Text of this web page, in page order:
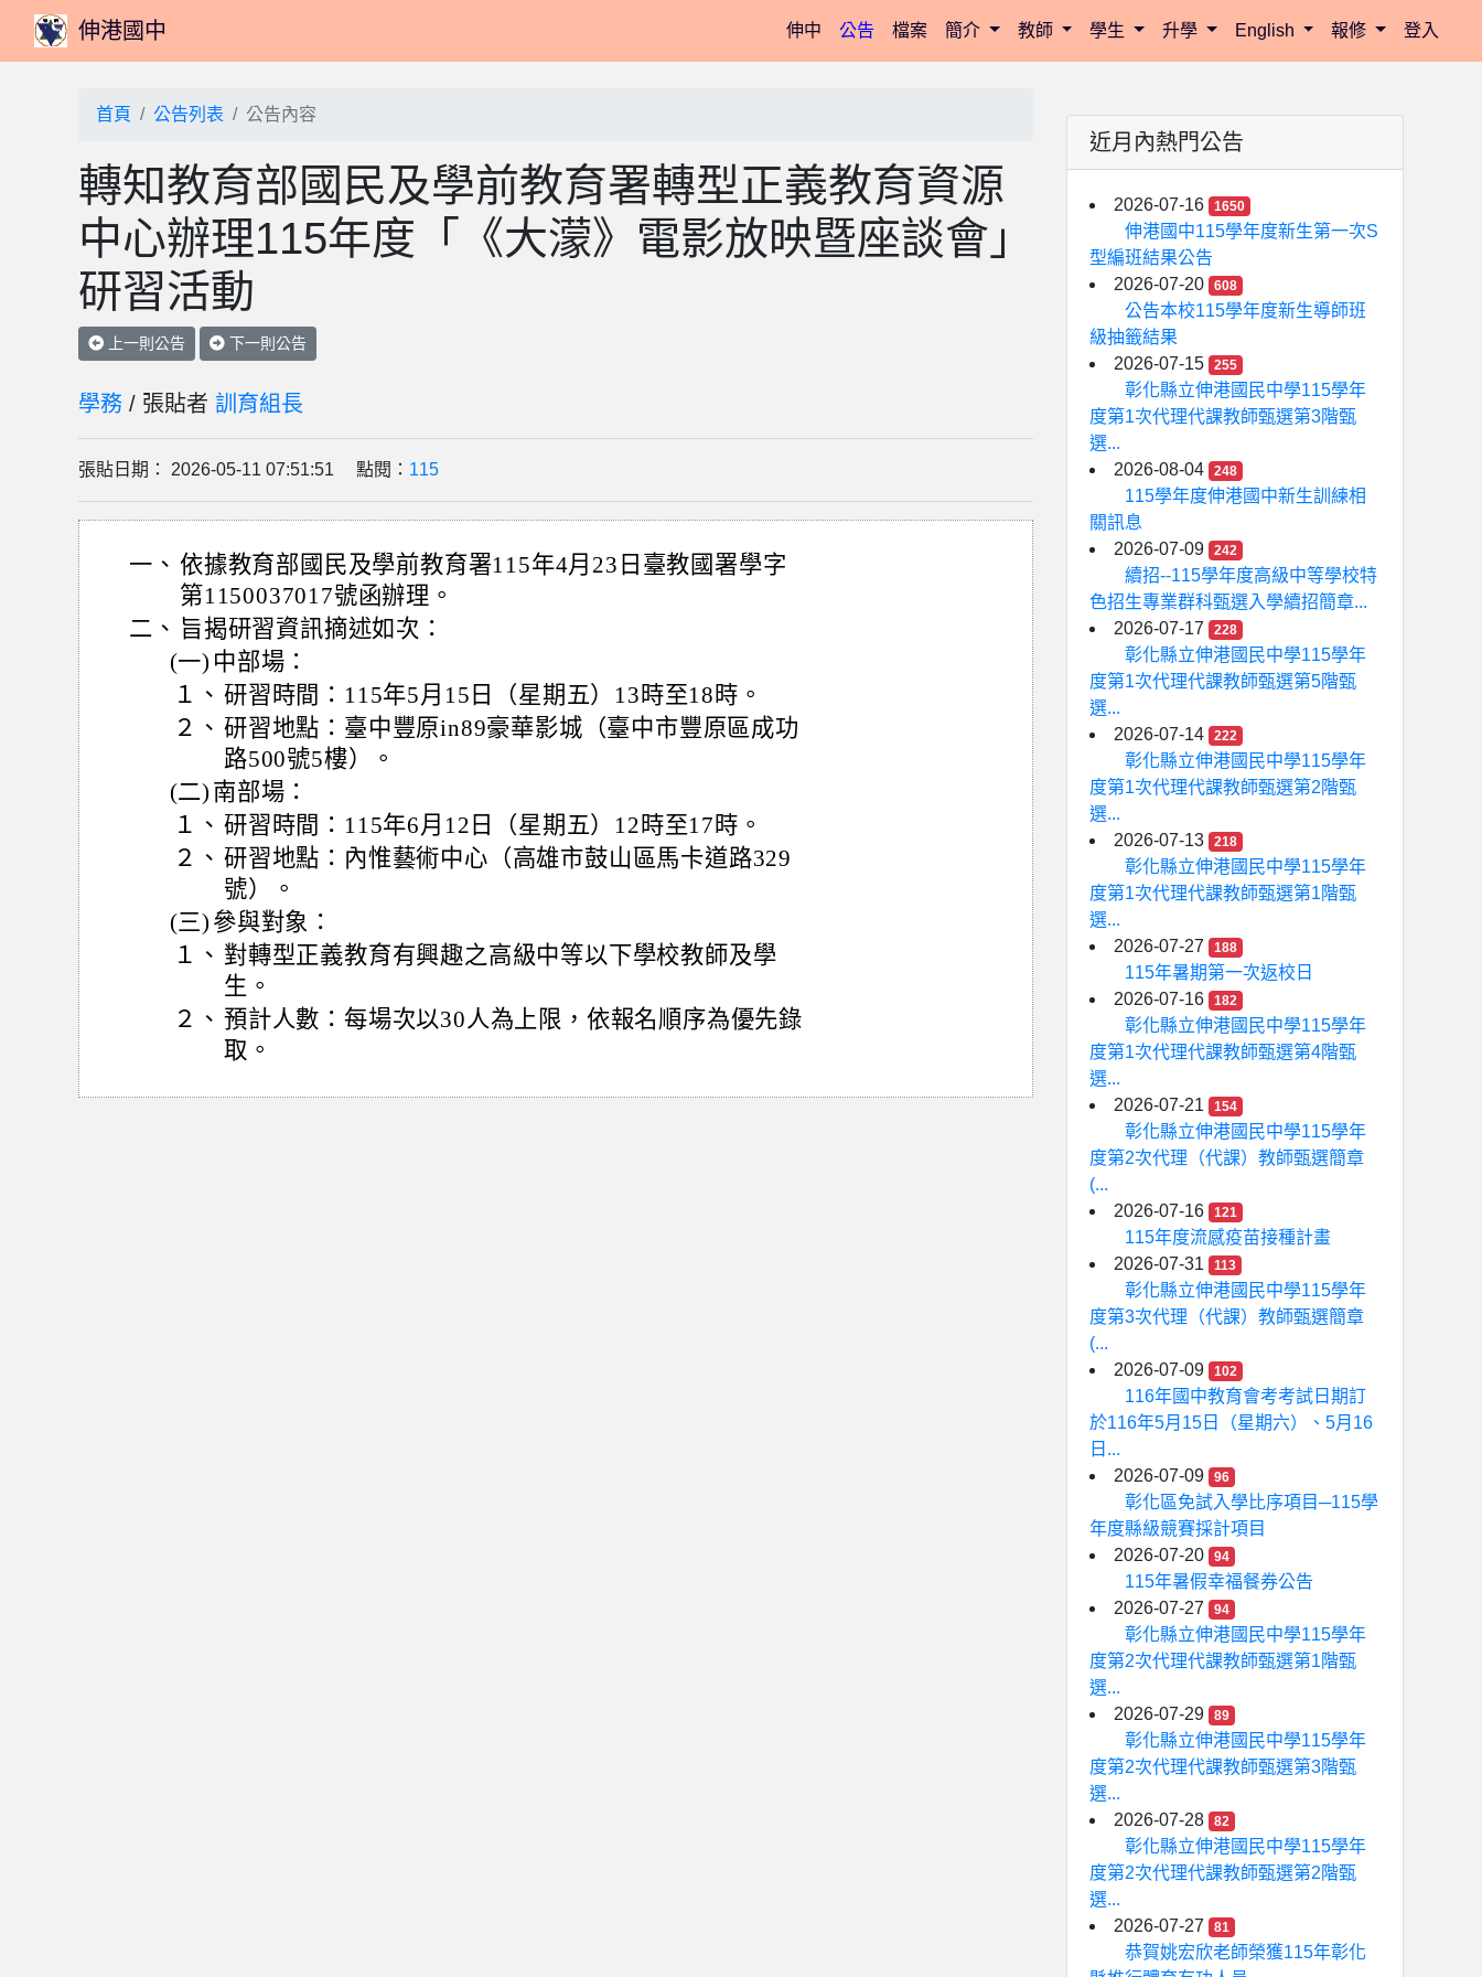
伸港國中 伸中(current)
公告 檔案 簡介 教師 學生 升學 English 報修 登入
首頁 公告列表 公告內容
轉知教育部國民及學前教育署轉型正義教育資源
中心辦理115年度「《大濛》電影放映暨座談會」
研習活動
上一則公告 下一則公告
學務 / 張貼者 訓育組長
張貼日期： 2026-05-11 07:51:51 點閱： 115
一、 依據教育部國民及學前教育署115年4月23日臺教國署學字
第1150037017號函辦理。
二、 旨揭研習資訊摘述如次：
(一) 中部場：
１、 研習時間：115年5月15日（星期五）13時至18時。
２、 研習地點：臺中豐原in89豪華影城（臺中市豐原區成功
路500號5樓）。
(二) 南部場：
１、 研習時間：115年6月12日（星期五）12時至17時。
２、 研習地點：內惟藝術中心（高雄市鼓山區馬卡道路329
號）。
(三) 參與對象：
１、 對轉型正義教育有興趣之高級中等以下學校教師及學
生。
２、 預計人數：每場次以30人為上限，依報名順序為優先錄
取。
近月內熱門公告
2026-07-16 1650
伸港國中115學年度新生第一次S
型編班結果公告
2026-07-20
608
公告本校115學年度新生導師班
級抽籤結果
2026-07-15
255
彰化縣立伸港國民中學115學年
度第1次代理代課教師甄選第3階甄
選...
2026-08-04
248
115學年度伸港國中新生訓練相
關訊息
2026-07-09
242
續招--115學年度高級中等學校特
色招生專業群科甄選入學續招簡章...
2026-07-17
228
彰化縣立伸港國民中學115學年
度第1次代理代課教師甄選第5階甄
選...
2026-07-14
222
彰化縣立伸港國民中學115學年
度第1次代理代課教師甄選第2階甄
選...
2026-07-13
218
彰化縣立伸港國民中學115學年
度第1次代理代課教師甄選第1階甄
選...
2026-07-27
188
115年暑期第一次返校日
2026-07-16
182
彰化縣立伸港國民中學115學年
度第1次代理代課教師甄選第4階甄
選...
2026-07-21
154
彰化縣立伸港國民中學115學年
度第2次代理（代課）教師甄選簡章
(...
2026-07-16
121
115年度流感疫苗接種計畫
2026-07-31
113
彰化縣立伸港國民中學115學年
度第3次代理（代課）教師甄選簡章
(...
2026-07-09
102
116年國中教育會考考試日期訂
於116年5月15日（星期六）、5月16
日...
2026-07-09
96
彰化區免試入學比序項目─115學
年度縣級競賽採計項目
2026-07-20
94
115年暑假幸福餐券公告
2026-07-27
94
彰化縣立伸港國民中學115學年
度第2次代理代課教師甄選第1階甄
選...
2026-07-29
89
彰化縣立伸港國民中學115學年
度第2次代理代課教師甄選第3階甄
選...
2026-07-28
82
彰化縣立伸港國民中學115學年
度第2次代理代課教師甄選第2階甄
選...
2026-07-27
81
恭賀姚宏欣老師榮獲115年彰化